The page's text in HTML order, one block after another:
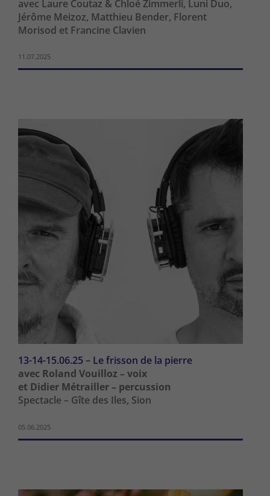
avec Laure Coutaz & Chloé Zimmerli, Luni Duo,
Jérôme Meizoz, Matthieu Bender, Florent
Morisod et Francine Clavien
11.07.2025
13-14-15.06.25 – Le frisson de la pierre
avec Roland Vouilloz – voix
et Didier Métrailler – percussion
Spectacle – Gîte des Iles, Sion
05.06.2025